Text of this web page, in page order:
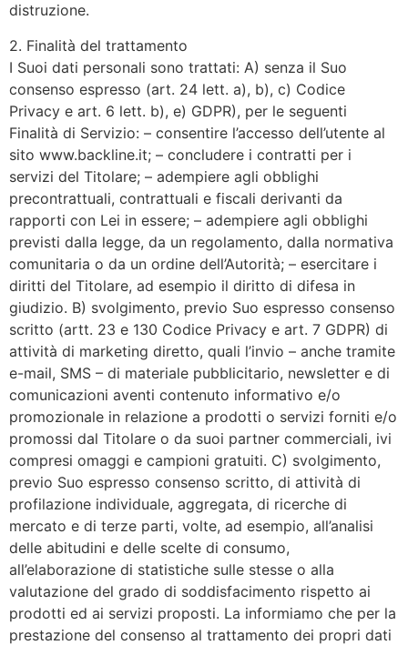
distruzione.
2. Finalità del trattamento
I Suoi dati personali sono trattati: A) senza il Suo
consenso espresso (art. 24 lett. a), b), c) Codice
Privacy e art. 6 lett. b), e) GDPR), per le seguenti
Finalità di Servizio: – consentire l’accesso dell’utente al
sito www.backline.it; – concludere i contratti per i
servizi del Titolare; – adempiere agli obblighi
precontrattuali, contrattuali e fiscali derivanti da
rapporti con Lei in essere; – adempiere agli obblighi
previsti dalla legge, da un regolamento, dalla normativa
comunitaria o da un ordine dell’Autorità; – esercitare i
diritti del Titolare, ad esempio il diritto di difesa in
giudizio. B) svolgimento, previo Suo espresso consenso
scritto (artt. 23 e 130 Codice Privacy e art. 7 GDPR) di
attività di marketing diretto, quali l’invio – anche tramite
e-mail, SMS – di materiale pubblicitario, newsletter e di
comunicazioni aventi contenuto informativo e/o
promozionale in relazione a prodotti o servizi forniti e/o
promossi dal Titolare o da suoi partner commerciali, ivi
compresi omaggi e campioni gratuiti. C) svolgimento,
previo Suo espresso consenso scritto, di attività di
profilazione individuale, aggregata, di ricerche di
mercato e di terze parti, volte, ad esempio, all’analisi
delle abitudini e delle scelte di consumo,
all’elaborazione di statistiche sulle stesse o alla
valutazione del grado di soddisfacimento rispetto ai
prodotti ed ai servizi proposti. La informiamo che per la
prestazione del consenso al trattamento dei propri dati